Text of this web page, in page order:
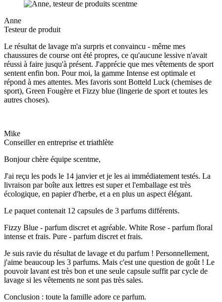
Anne
Testeur de produit
Le résultat de lavage m'a surpris et convaincu - même mes
chaussures de course ont été propres, ce qu'aucune lessive n'avait
réussi à faire jusqu'à présent. J'apprécie que mes vêtements de sport
sentent enfin bon. Pour moi, la gamme Intense est optimale et
répond à mes attentes. Mes favoris sont Botteld Luck (chemises de
sport), Green Fougère et Fizzy blue (lingerie de sport et toutes les
autres choses).
Mike
Conseiller en entreprise et triathlète
Bonjour chère équipe scentme,
J'ai reçu les pods le 14 janvier et je les ai immédiatement testés. La
livraison par boîte aux lettres est super et l'emballage est très
écologique, en papier d'herbe, et a en plus un aspect élégant.
Le paquet contenait 12 capsules de 3 parfums différents.
Fizzy Blue - parfum discret et agréable. White Rose - parfum floral
intense et frais. Pure - parfum discret et frais.
Je suis ravie du résultat de lavage et du parfum ! Personnellement,
j'aime beaucoup les 3 parfums. Mais c'est une question de goût ! Le
pouvoir lavant est très bon et une seule capsule suffit par cycle de
lavage si les vêtements ne sont pas très sales.
Conclusion : toute la famille adore ce parfum.